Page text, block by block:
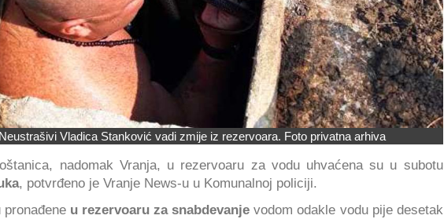
Neustrašivi Vladica Stanković vadi zmije iz rezervoara. Foto privatna arhiva
nadomak Vranja, u rezervoaru za vodu uhvaćena su u subotu
, potvrđeno je Vranje News-u u Komunalnoj policiji.
u rezervoaru za snabdevanjevodom odakle vodu pije desetak